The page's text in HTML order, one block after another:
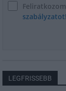
szabályzatot!
LEGFRISSEBB